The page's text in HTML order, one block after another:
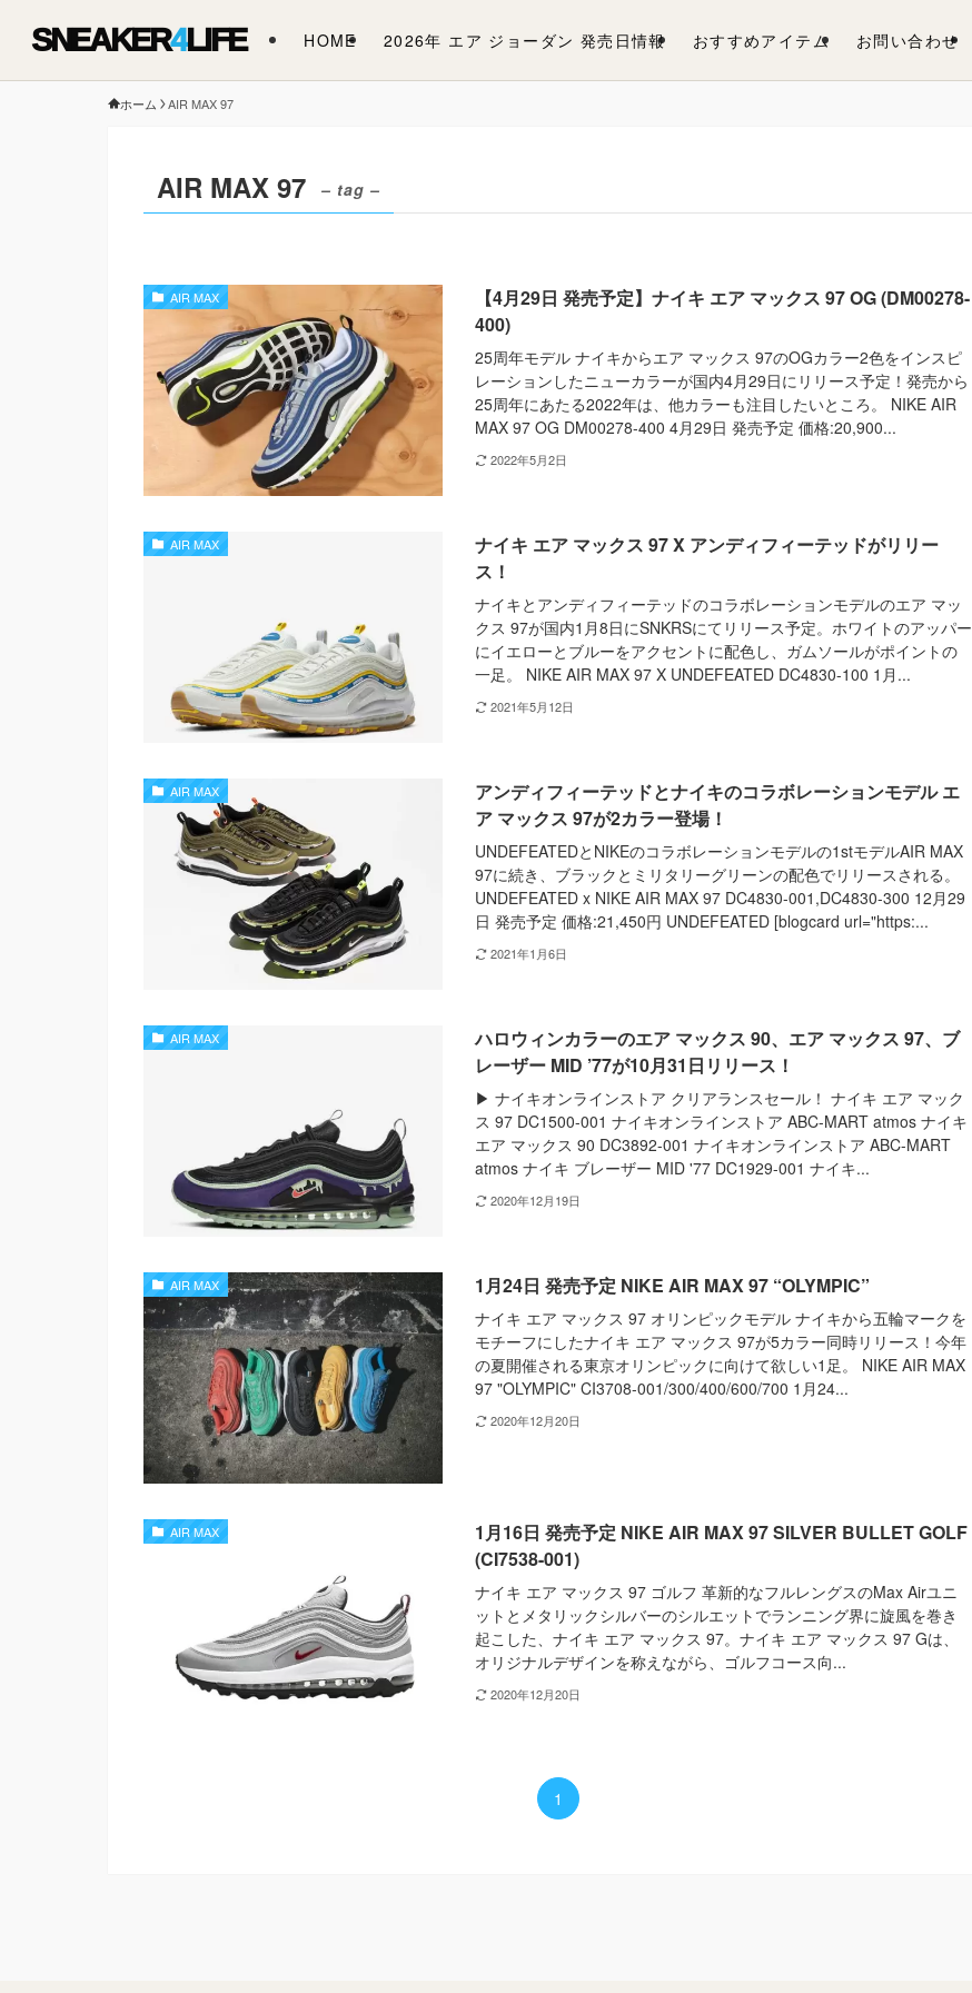
SNEAKER4LIFE HOME 2026年 エア ジョーダン 発売日情報 おすすめアイテム お問い合わせ
ホーム AIR MAX 97
AIR MAX 97 – tag –
AIR MAX
【4月29日 発売予定】ナイキ エア マックス 97 OG (DM00278-
400)
25周年モデル ナイキからエア マックス 97のOGカラー2色をインスピ
レーションしたニューカラーが国内4月29日にリリース予定！発売から
25周年にあたる2022年は、他カラーも注目したいところ。 NIKE AIR
MAX 97 OG DM00278-400 4月29日 発売予定 価格:20,900...
2022年5月2日
AIR MAX
ナイキ エア マックス 97 X アンディフィーテッドがリリー
ス！
ナイキとアンディフィーテッドのコラボレーションモデルのエア マッ
クス 97が国内1月8日にSNKRSにてリリース予定。ホワイトのアッパー
にイエローとブルーをアクセントに配色し、ガムソールがポイントの
一足。 NIKE AIR MAX 97 X UNDEFEATED DC4830-100 1月...
2021年5月12日
AIR MAX
アンディフィーテッドとナイキのコラボレーションモデル エ
ア マックス 97が2カラー登場！
UNDEFEATEDとNIKEのコラボレーションモデルの1stモデルAIR MAX
97に続き、ブラックとミリタリーグリーンの配色でリリースされる。
UNDEFEATED x NIKE AIR MAX 97 DC4830-001,DC4830-300 12月29
日 発売予定 価格:21,450円 UNDEFEATED [blogcard url="https:...
2021年1月6日
AIR MAX
ハロウィンカラーのエア マックス 90、エア マックス 97、ブ
レーザー MID ’77が10月31日リリース！
▶︎ ナイキオンラインストア クリアランスセール！ ナイキ エア マック
ス 97 DC1500-001 ナイキオンラインストア ABC-MART atmos ナイキ
エア マックス 90 DC3892-001 ナイキオンラインストア ABC-MART
atmos ナイキ ブレーザー MID '77 DC1929-001 ナイキ...
2020年12月19日
AIR MAX 1月24日 発売予定 NIKE AIR MAX 97 “OLYMPIC”
ナイキ エア マックス 97 オリンピックモデル ナイキから五輪マークを
モチーフにしたナイキ エア マックス 97が5カラー同時リリース！今年
の夏開催される東京オリンピックに向けて欲しい1足。 NIKE AIR MAX
97 "OLYMPIC" CI3708-001/300/400/600/700 1月24...
2020年12月20日
AIR MAX
1月16日 発売予定 NIKE AIR MAX 97 SILVER BULLET GOLF
(CI7538-001)
ナイキ エア マックス 97 ゴルフ 革新的なフルレングスのMax Airユニ
ットとメタリックシルバーのシルエットでランニング界に旋風を巻き
起こした、ナイキ エア マックス 97。ナイキ エア マックス 97 Gは、
オリジナルデザインを称えながら、ゴルフコース向...
2020年12月20日
1